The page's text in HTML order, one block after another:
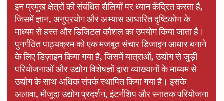
इन प्रमुख क्षेत्रों की संबंधित शैलियों पर ध्यान केंद्रित करता है,
जिसमें ज्ञान, अनुप्रयोग और अभ्यास आधारित दृष्टिकोण के
माध्यम से हस्त और डिजिटल कौशल का उपयोग किया जाता है।
पुनर्गठित पाठ्यक्रम को एक मजबूत संचार डिजाइन आधार बनाने
के लिए डिज़ाइन किया गया है, जिसमें यात्राओं, उद्योग से जुड़ी
परियोजनाओं और उद्योग विशेषज्ञों द्वारा व्याख्यानों के माध्यम से
उद्योग के साथ अधिक संपर्क स्थापित किया गया है। इसके
अलावा, मौजूदा उद्योग प्रदर्शन, इंटर्नशिप और स्नातक परियोजना